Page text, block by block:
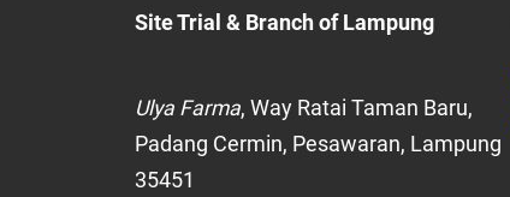
Site Trial & Branch of Lampung
Ulya Farma, Way Ratai Taman Baru,
Padang Cermin, Pesawaran, Lampung
35451